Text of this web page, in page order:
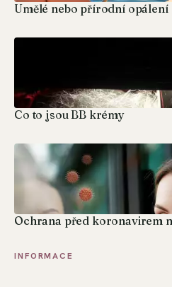
Umělé nebo přírodní opálení
Co to jsou BB krémy
Ochrana před koronavirem
INFORMACE